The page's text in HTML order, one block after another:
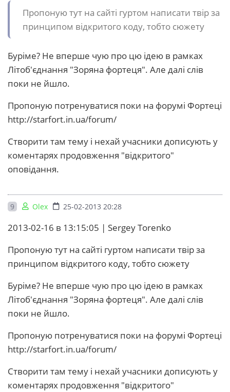
Пропоную тут на сайті гуртом написати твір за
принципом відкритого коду, тобто сюжету
Буріме? Не вперше чую про цю ідею в рамках
Літоб'єднання "Зоряна фортеця". Але далі слів
поки не йшло.
Пропоную потренуватися поки на форумі Фортеці
http://starfort.in.ua/forum/
Створити там тему і нехай учасники дописують у
коментарях продовження "відкритого"
оповідання.
9 Olex 25-02-2013 20:28
2013-02-16 в 13:15:05 | Sergey Torenko
Пропоную тут на сайті гуртом написати твір за
принципом відкритого коду, тобто сюжету
Буріме? Не вперше чую про цю ідею в рамках
Літоб'єднання "Зоряна фортеця". Але далі слів
поки не йшло.
Пропоную потренуватися поки на форумі Фортеці
http://starfort.in.ua/forum/
Створити там тему і нехай учасники дописують у
коментарях продовження "відкритого"